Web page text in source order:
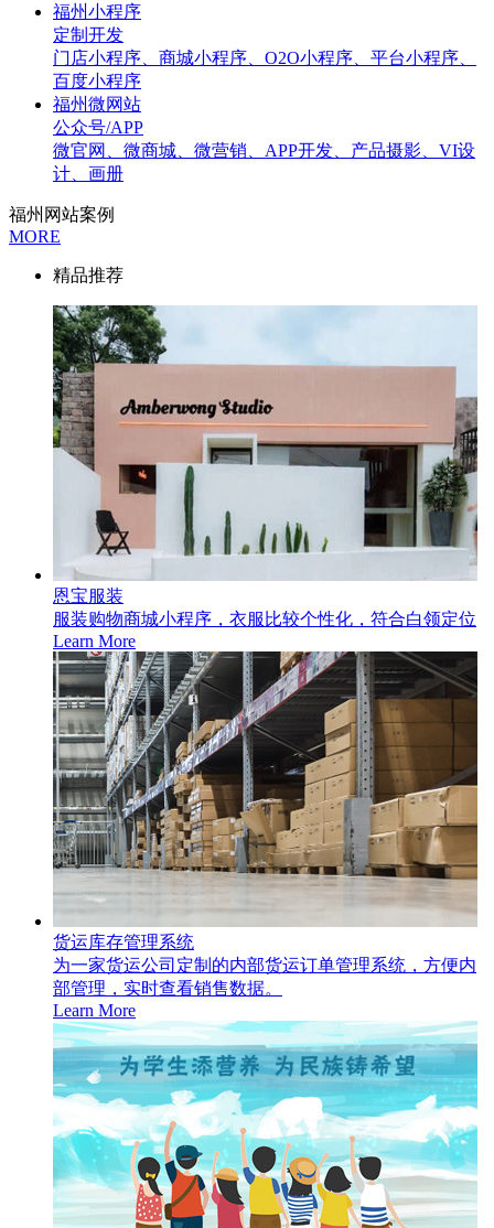
福州小程序
定制开发
门店小程序、商城小程序、O2O小程序、平台小程序、
百度小程序
福州微网站
公众号/APP
微官网、微商城、微营销、APP开发、产品摄影、VI设
计、画册
福州网站案例
MORE
精品推荐
恩宝服装
服装购物商城小程序，衣服比较个性化，符合白领定位
Learn More
货运库存管理系统
为一家货运公司定制的内部货运订单管理系统，方便内
部管理，实时查看销售数据。
Learn More